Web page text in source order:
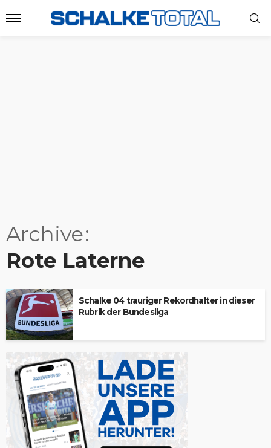
Archive
Rote Laterne
Schalke 04 trauriger Rekordhalter in dieser
Rubrik der Bundesliga